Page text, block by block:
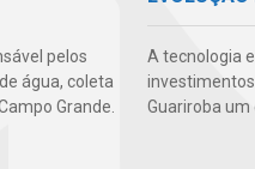
pelos
água, coleta
Grande.
A tecnologia
Guariroba